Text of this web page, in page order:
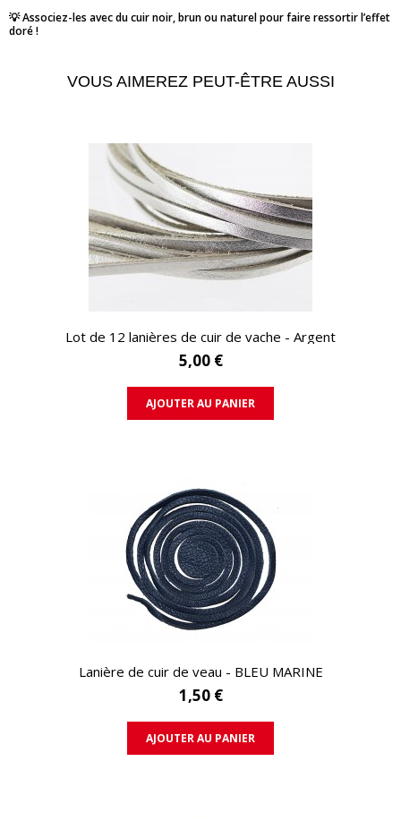
💡 Associez-les avec du cuir noir, brun ou naturel pour faire ressortir l’effet
doré !
VOUS AIMEREZ PEUT-ÊTRE AUSSI
APERÇU RAPIDE
Lot de 12 lanières de cuir de vache - Argent
5,00 €
AJOUTER AU PANIER
APERÇU RAPIDE
Lanière de cuir de veau - BLEU MARINE
1,50 €
AJOUTER AU PANIER